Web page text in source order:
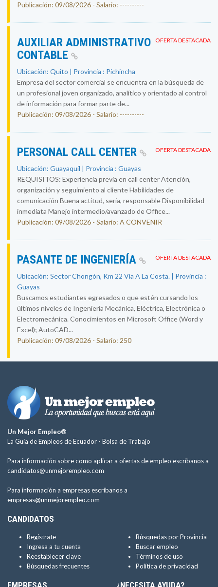
Publicación: 09/08/2026 - Salario: ----------
OFERTA DESTACADA
AUXILIAR ADMINISTRATIVO
CONTABLE
Ubicación: Quito | Provincia : Pichincha
Empresa del sector comercial se encuentra en la búsqueda de
un profesional joven organizado, analítico y orientado al control
de información para formar parte de...
Publicación: 09/08/2026 - Salario: ----------
OFERTA DESTACADA
PERSONAL CALL CENTER
Ubicación: Guayaquil | Provincia : Guayas
REQUISITOS: Experiencia previa en call center Atención,
organización y seguimiento al cliente Habilidades de
comunicación Buena actitud, seria, responsable Disponibilidad
inmediata Manejo intermedio/avanzado de Office...
Publicación: 09/08/2026 - Salario: A CONVENIR
OFERTA DESTACADA
PASANTE DE INGENIERÍA
Ubicación: Sector Chongón, Km 22 Vía A La Costa. | Provincia :
Guayas
Buscamos estudiantes egresados o que estén cursando los
últimos niveles de Ingeniería Mecánica, Eléctrica, Electrónica o
Electromecánica. Conocimientos en Microsoft Office (Word y
Excel); AutoCAD...
Publicación: 09/08/2026 - Salario: 250
Un Mejor Empleo®
La Guía de Empleos de Ecuador - Bolsa de Trabajo
Para información sobre como aplicar a ofertas de empleo escríbanos a
candidatos@unmejorempleo.com
Para información a empresas escríbanos a
empresas@unmejorempleo.com
CANDIDATOS
Regístrate
Ingresa a tu cuenta
Reestablecer clave
Búsquedas frecuentes
Búsquedas por Provincia
Buscar empleo
Términos de uso
Política de privacidad
EMPRESAS ¿NECESITA AYUDA?